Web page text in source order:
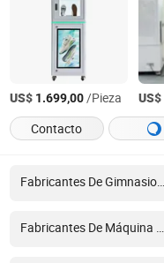
US$ 1.699,00/Pieza US$
Contacto
Fabricantes De Gimnasio En Casa